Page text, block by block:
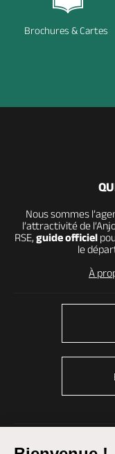
Brochures & Cartes
Nous sommes
l’attractivité de
RSE, guide officiel
le
À